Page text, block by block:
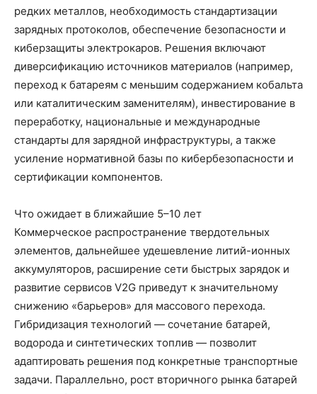
редких металлов, необходимость стандартизации
зарядных протоколов, обеспечение безопасности и
киберзащиты электрокаров. Решения включают
диверсификацию источников материалов (например,
переход к батареям с меньшим содержанием кобальта
или каталитическим заменителям), инвестирование в
переработку, национальные и международные
стандарты для зарядной инфраструктуры, а также
усиление нормативной базы по кибербезопасности и
сертификации компонентов.
Что ожидает в ближайшие 5–10 лет
Коммерческое распространение твердотельных
элементов, дальнейшее удешевление литий-ионных
аккумуляторов, расширение сети быстрых зарядок и
развитие сервисов V2G приведут к значительному
снижению «барьеров» для массового перехода.
Гибридизация технологий — сочетание батарей,
водорода и синтетических топлив — позволит
адаптировать решения под конкретные транспортные
задачи. Параллельно, рост вторичного рынка батарей